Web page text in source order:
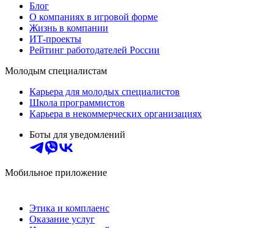
Блог
О компаниях в игровой форме
Жизнь в компании
ИТ-проекты
Рейтинг работодателей России
Молодым специалистам
Карьера для молодых специалистов
Школа программистов
Карьера в некоммерческих организациях
Боты для уведомлений
Мобильное приложение
Этика и комплаенс
Оказание услуг